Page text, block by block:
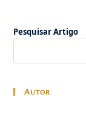
Pesquisar Artigo
Autor